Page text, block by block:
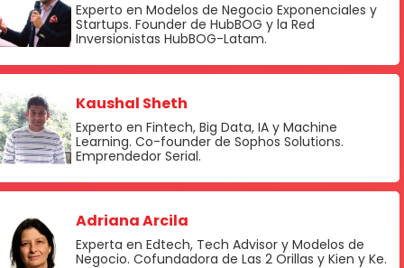
Experto en Modelos de Negocio Exponenciales y
Startups. Founder de HubBOG y la Red
Inversionistas HubBOG-Latam.
Kaushal Sheth
Experto en Fintech, Big Data, IA y Machine
Learning. Co-founder de Sophos Solutions.
Emprendedor Serial.
Adriana Arcila
Experta en Edtech, Tech Advisor y Modelos de
Negocio. Cofundadora de Las 2 Orillas y Kien y Ke.